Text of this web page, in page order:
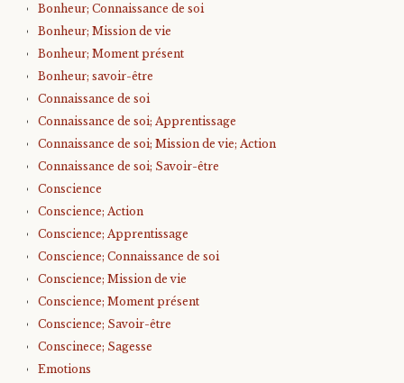
Bonheur; Connaissance de soi
Bonheur; Mission de vie
Bonheur; Moment présent
Bonheur; savoir-être
Connaissance de soi
Connaissance de soi; Apprentissage
Connaissance de soi; Mission de vie; Action
Connaissance de soi; Savoir-être
Conscience
Conscience; Action
Conscience; Apprentissage
Conscience; Connaissance de soi
Conscience; Mission de vie
Conscience; Moment présent
Conscience; Savoir-être
Conscinece; Sagesse
Emotions